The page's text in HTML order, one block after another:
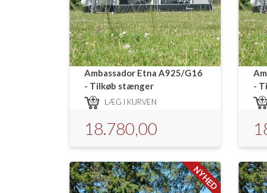
Ambassador Etna A925/G16
- Tilkøb stænger
LÆG I KURVEN
18.780,00
-
NYHED